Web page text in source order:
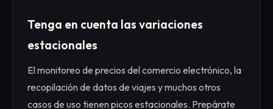
Tenga en cuenta las variaciones
estacionales
El monitoreo de precios del comercio electrónico, la
recopilación de datos de viajes y muchos otros
casos de uso tienen picos estacionales. Prepárate